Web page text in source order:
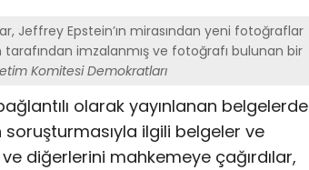
Jeffrey Epstein’ın mirasından yeni fotoğraflar
tarafından imzalanmış ve fotoğrafı bulunan bir
Komitesi Demokratları
olarak yayınlanan belgelerde
ilgili belgeler ve
diğerlerini mahkemeye çağırdılar,